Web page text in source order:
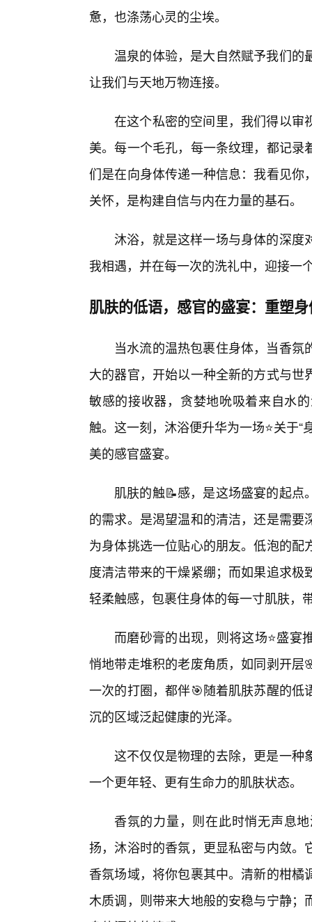
惫，也涤荡心灵的尘埃。
温泉的体验，是大自然赋予我们的
让我们与天地万物连接。
在这个私密的空间里，我们得以审
美。每一个毛孔，每一条纹理，都记
们是在向身体传递一种信息：我看见
关怀，是构建自信与内在力量的基石。
沐浴，就是这样一场与身体的深
我相遇，并在每一次的洗礼中，迎接一
肌肤的低语，感官的盛宴：重塑
当水流的温热包裹住身体，当香
大的器官，开始以一种全新的方式与
敏感的接收器，贪婪地吮吸着来自水
触。这一刻，沐浴便升华为一场⭐关于
美的感官盛宴。
肌肤的触📝感，是这场盛宴的起
的需求。是渴望温和的清洁，还是需
为身体挑选一位贴心的朋友。低泡的
度清洁带来的干燥紧绷；而如果追求
轻柔触感，包裹住身体的每一寸肌肤，
而磨砂膏的出现，则将这场⭐盛
悄地带走堆积的老废角质，如同剥开
一次的打圈，都伴🎯随着肌肤苏醒的
沉的区域泛起健康的光泽。
这不仅仅是物理的去除，更是一种
一个更年轻、更有生命力的肌肤状态。
香氛的力量，则在此时悄无声息
扬，沐浴时的香氛，更显私密与内敛
香氛场域，将你包裹其中。清新的柑
木质调，则带来大地般的安稳与宁静